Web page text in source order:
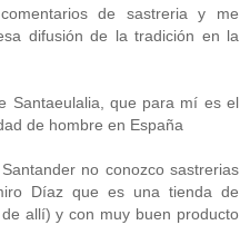
de sastreria y me
difusión de la tradición en la
Santaeulalia, que para mí es el
de hombre en España
no conozco sastrerias
Díaz que es una tienda de
allí) y con muy buen producto